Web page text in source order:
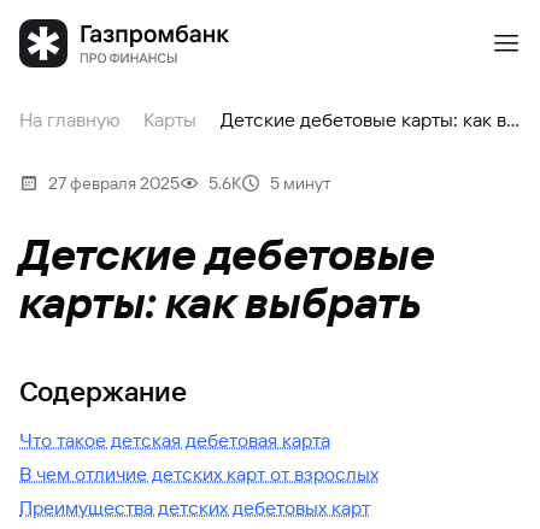
На главную Карты Детские дебетовые карты: как выбрать
27 февраля 2025 5.6К 5 минут
Детские дебетовые
карты: как выбрать
Содержание
Что такое детская дебетовая карта
В чем отличие детских карт от взрослых
Преимущества детских дебетовых карт